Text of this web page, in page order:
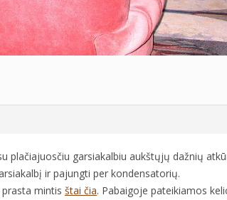
plačiajuosčiu garsiakalbiu aukštųjų dažnių
ir pajungti per kondensatorių.
mintis štai čia. Pabaigoje pateikiamos